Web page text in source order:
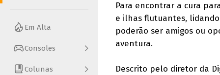
Em Alta
Consoles
Colunas
Para encontrar a cura
e ilhas flutuantes,
poderão ser amigos ou
aventura.
Descrito pelo diretor da